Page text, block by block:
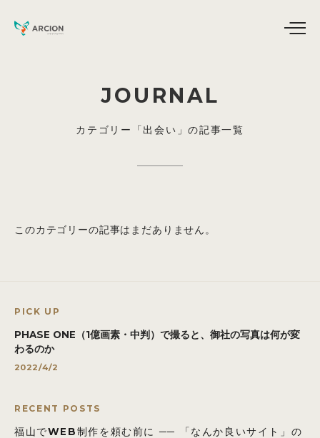
JOURNAL
カテゴリー「出会い」の記事一覧
このカテゴリーの記事はまだありません。
PICK UP
PHASE ONE（1億画素・中判）で撮ると、御社の写真は何が変
わるのか
2022/4/2
RECENT POSTS
福山でWEB制作を頼む前に ── 「なんか良いサイト」の